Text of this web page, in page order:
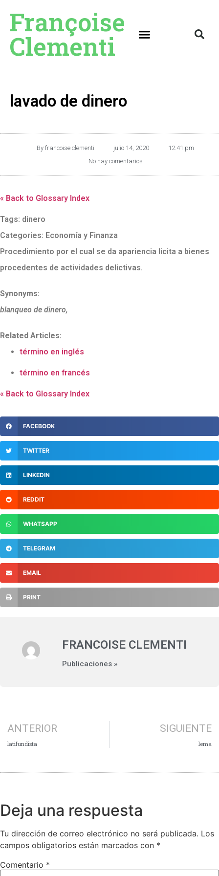
Françoise
Clementi
lavado de dinero
By francoise clementi julio 14, 2020
12:41 pm
No hay comentarios
« Back to Glossary Index
Tags: dinero
Categories: Economía y Finanza
Procedimiento por el cual se da apariencia licita a bienes
procedentes de actividades delictivas.
Synonyms:
blanqueo de dinero,
Related Articles:
término en inglés
término en francés
« Back to Glossary Index
FACEBOOK
TWITTER
LINKEDIN
REDDIT
WHATSAPP
TELEGRAM
EMAIL
PRINT
FRANCOISE CLEMENTI
Publicaciones »
ANTERIOR
latifundista
SIGUIENTE
lema
Deja una respuesta
Tu dirección de correo electrónico no será publicada. Los
campos obligatorios están marcados con *
Comentario *